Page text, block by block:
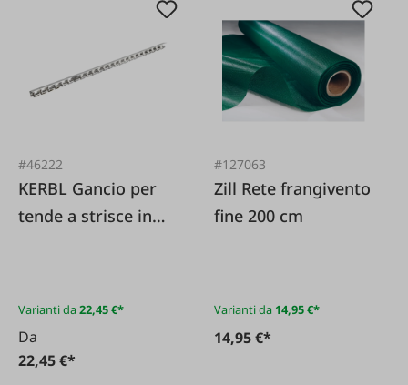
#46222
KERBL Gancio per
tende a strisce in
Varianti da22,45 €*
Da
22,45 €*
#127063
Zill Rete frangivento
fine 200 cm
Varianti da 14,95 €*
14,95 €*